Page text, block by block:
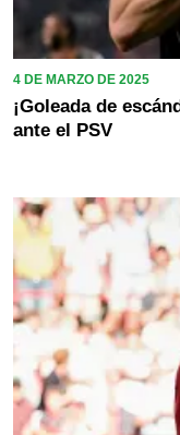
4 DE MARZO DE 2025
¡Goleada de
ante el PSV